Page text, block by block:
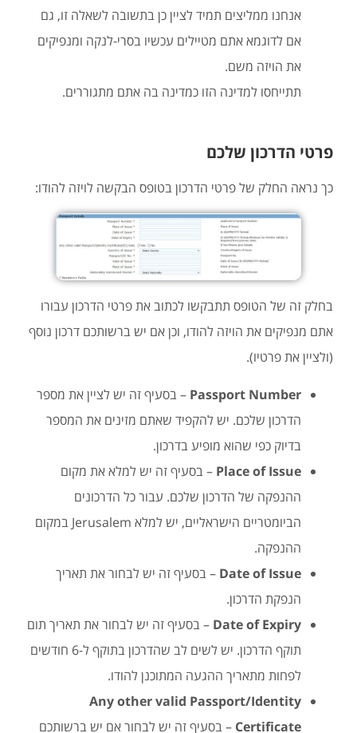
אנחנו ממליצים תמיד לציין כן בתשובה לשאלה זו, גם
אם לדוגמא אתם מטיילים עכשיו בסרי-לנקה ומנפיקים
את הויזה משם.
תתייחסו למדינה הזו כמדינה בה אתם מתגוררים.
פרטי הדרכון שלכם
כך נראה החלק של פרטי הדרכון בטופס הבקשה לויזה להודו:
בחלק זה של הטופס תתבקשו לכתוב את פרטי הדרכון עבורו
אתם מנפיקים את הויזה להודו, וכן אם יש ברשותכם דרכון נוסף
(ולציין את פרטיו).
Passport Number – בסעיף זה יש לציין את מספר
הדרכון שלכם. יש להקפיד שאתם מזינים את המספר
בדיוק כפי שהוא מופיע בדרכון.
Place of Issue – בסעיף זה יש למלא את מקום
ההנפקה של הדרכון שלכם. עבור כל הדרכונים
הביומטריים הישראליים, יש למלא Jerusalem במקום
ההנפקה.
Date of Issue – בסעיף זה יש לבחור את תאריך
הנפקת הדרכון.
Date of Expiry – בסעיף זה יש לבחור את תאריך תום
תוקף הדרכון. יש לשים לב שהדרכון בתוקף ל-6 חודשים
לפחות מתאריך ההגעה המתוכנן להודו.
Any other valid Passport/Identity
Certificate – בסעיף זה יש לבחור אם יש ברשותכם